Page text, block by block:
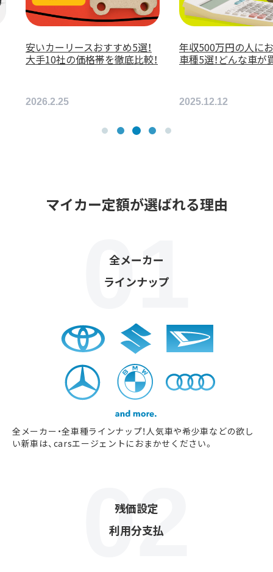
万円の人におすすめの
選！どんな車が買える？
カーリースおすすめ10選！安心
できる選び方や比較ポイント
マイカー定額が選ばれる理由
全メーカー
ラインナップ
全メーカー・全車種ラインナップ！人気車や希少車などの欲し
い新車は、carsエージェントにおまかせください。
残価設定
利用分支払